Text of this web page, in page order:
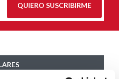
QUIERO SUSCRIBIRME